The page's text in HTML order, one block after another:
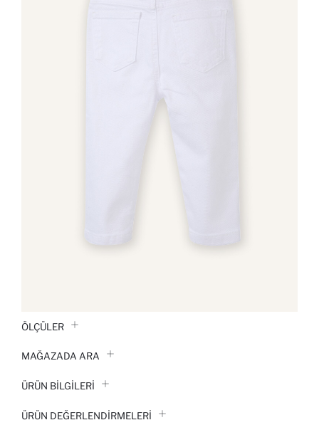
ÖLÇÜLER
MAĞAZADA ARA
ÜRÜN BILGILERI
ÜRÜN DEĞERLENDİRMELERİ